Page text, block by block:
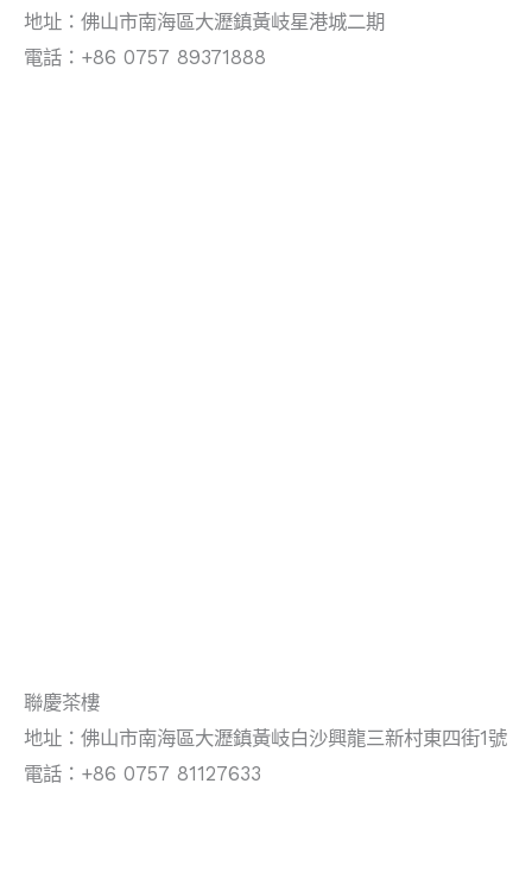
地址：佛山市南海區大瀝鎮黃岐星港城二期
電話：+86 0757 89371888
聯慶茶樓
地址：佛山市南海區大瀝鎮黃岐白沙興龍三新村東四街1號
電話：+86 0757 81127633